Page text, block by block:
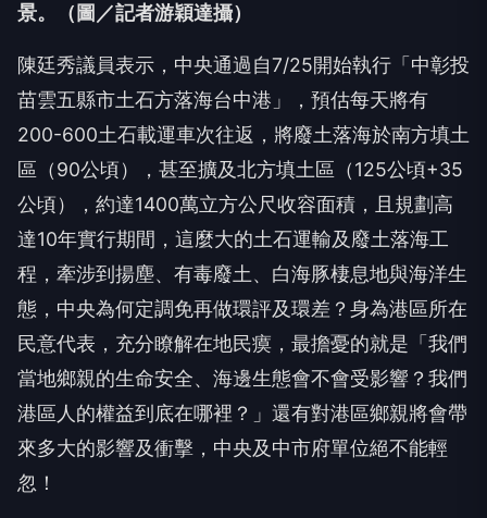
景。（圖／記者游穎達攝）
陳廷秀議員表示，中央通過自7/25開始執行「中彰投
苗雲五縣市土石方落海台中港」，預估每天將有
200-600土石載運車次往返，將廢土落海於南方填土
區（90公頃），甚至擴及北方填土區（125公頃+35
公頃），約達1400萬立方公尺收容面積，且規劃高
達10年實行期間，這麼大的土石運輸及廢土落海工
程，牽涉到揚塵、有毒廢土、白海豚棲息地與海洋生
態，中央為何定調免再做環評及環差？身為港區所在
民意代表，充分瞭解在地民瘼，最擔憂的就是「我們
當地鄉親的生命安全、海邊生態會不會受影響？我們
港區人的權益到底在哪裡？」還有對港區鄉親將會帶
來多大的影響及衝擊，中央及中市府單位絕不能輕
忽！